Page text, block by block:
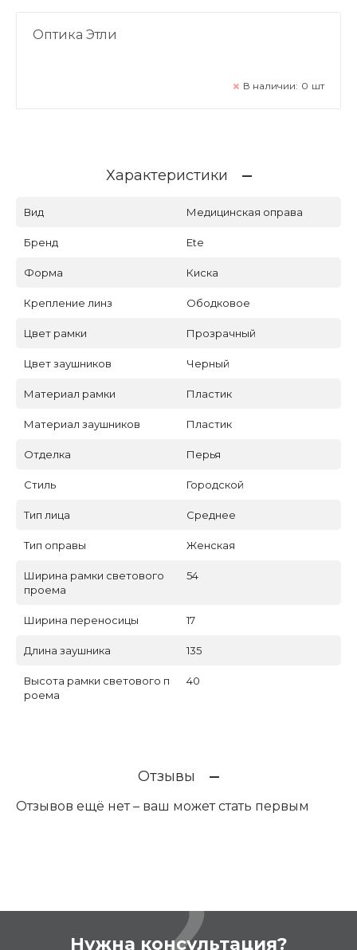
Оптика Этли
В наличии: 0 шт
Характеристики
Вид Медицинская оправа
Бренд Ete
Форма Киска
Крепление линз Ободковое
Цвет рамки Прозрачный
Цвет заушников Черный
Материал рамки Пластик
Материал заушников Пластик
Отделка Перья
Стиль Городской
Тип лица Среднее
Тип оправы Женская
Ширина рамки светового
проема
54
Ширина переносицы 17
Длина заушника 135
Высота рамки светового п
роема
40
Отзывы
Отзывов ещё нет – ваш может стать первым
Нужна консультация?